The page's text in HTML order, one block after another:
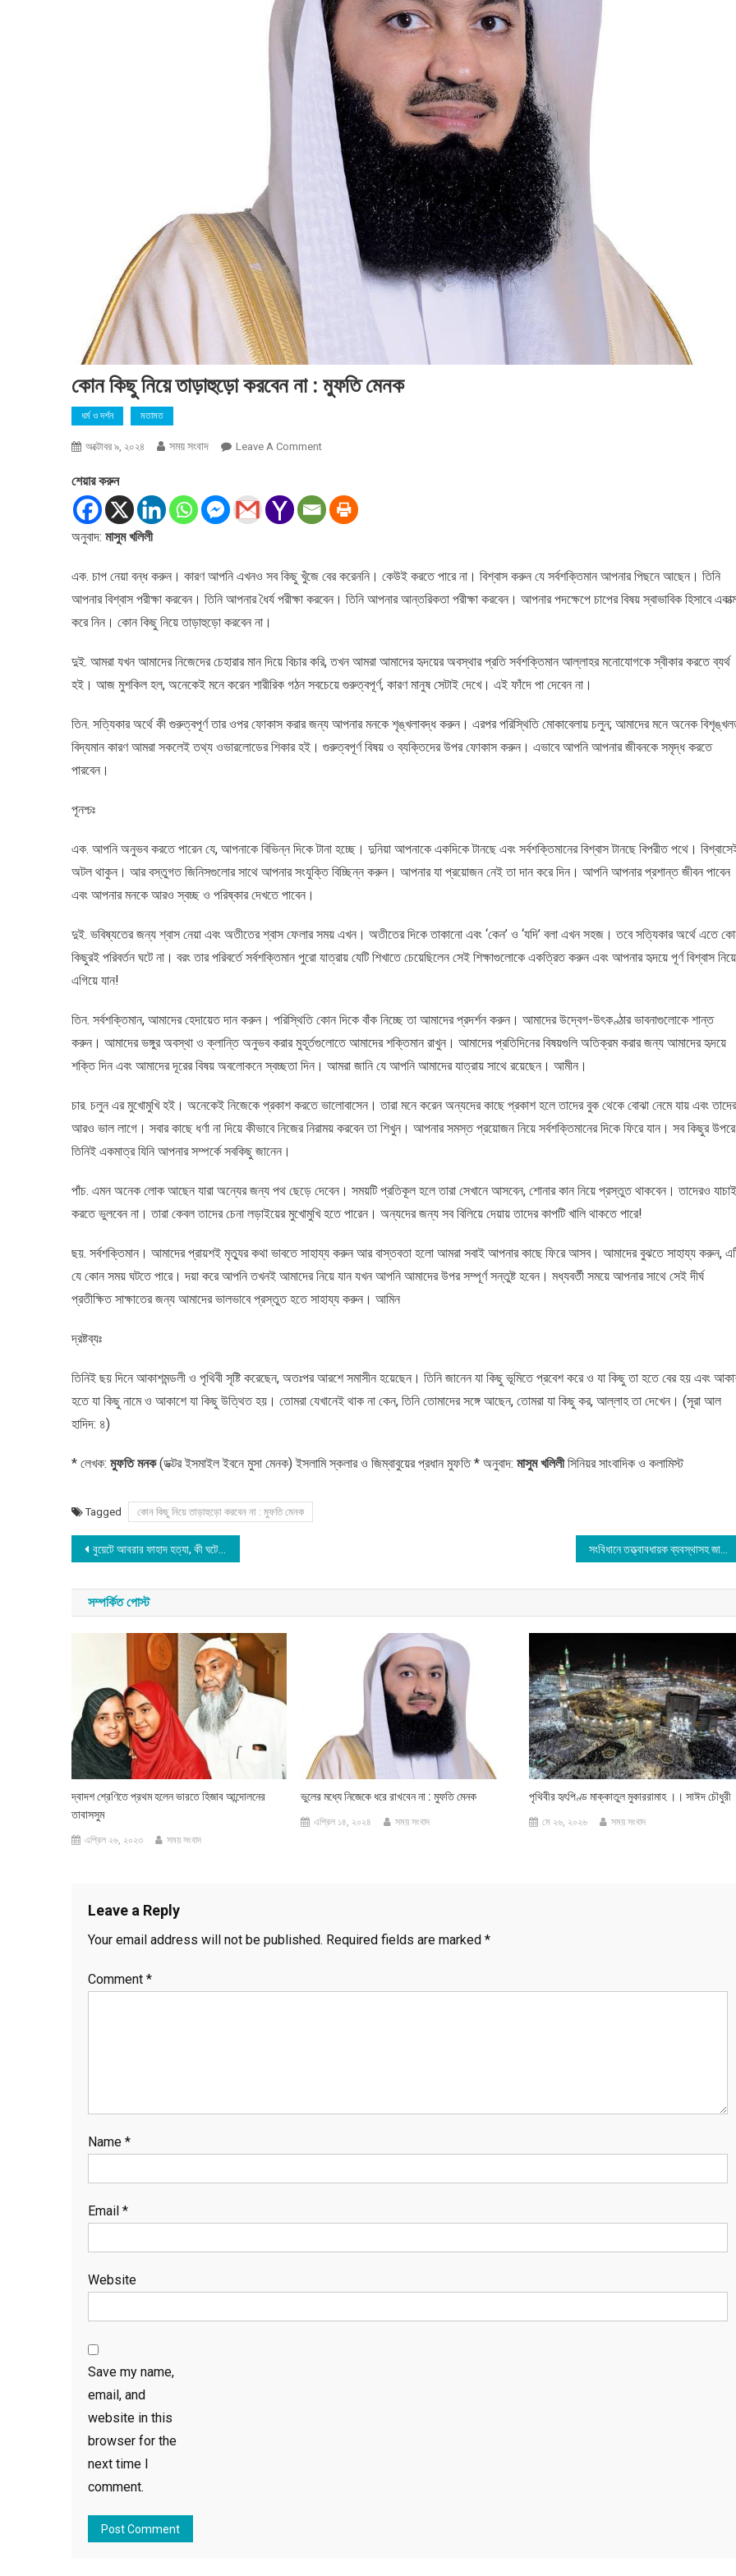
কোন কিছু নিয়ে তাড়াহুড়ো করবেন না : মুফতি মেনক
ধর্ম ও দর্শন মতামত
অক্টোবর ৯, ২০২৪ সময় সংবাদ Leave A CommentOn
নিয়ে
তাড়াহুড়ো
:
মুফতি
শেয়ার করুন
অনুবাদ: মাসুম খলিলী
এক. চাপ নেয়া বন্ধ করুন। কারণ আপনি এখনও সব কিছু খুঁজে বের করেননি। কেউই করতে পারে না। বিশ্বাস করুন যে সর্বশক্তিমান আপনার পিছনে আছেন। তিনি
আপনার বিশ্বাস পরীক্ষা করবেন। তিনি আপনার ধৈর্য পরীক্ষা করবেন। তিনি আপনার আন্তরিকতা পরীক্ষা করবেন। আপনার পদক্ষেপে চাপের বিষয় স্বাভাবিক হিসাবে
করে নিন। কোন কিছু নিয়ে তাড়াহুড়ো করবেন না।
দুই. আমরা যখন আমাদের নিজেদের চেহারার মান দিয়ে বিচার করি, তখন আমরা আমাদের হৃদয়ের অবস্থার প্রতি সর্বশক্তিমান আল্লাহর মনোযোগকে স্বীকার করতে ব্যর্থ
হই। আজ মুশকিল হল, অনেকেই মনে করেন শারীরিক গঠন সবচেয়ে গুরুত্বপূর্ণ, কারণ মানুষ সেটাই দেখে। এই ফাঁদে পা দেবেন না।
তিন. সত্যিকার অর্থে কী গুরুত্বপূর্ণ তার ওপর ফোকাস করার জন্য আপনার মনকে শৃঙ্খলাবদ্ধ করুন। এরপর পরিস্থিতি মোকাবেলায় চলুন; আমাদের মনে অনেক
বিদ্যমান কারণ আমরা সকলেই তথ্য ওভারলোডের শিকার হই। গুরুত্বপূর্ণ বিষয় ও ব্যক্তিদের উপর ফোকাস করুন। এভাবে আপনি আপনার জীবনকে সমৃদ্ধ করতে
পারবেন।
পূনশ্চঃ
এক. আপনি অনুভব করতে পারেন যে, আপনাকে বিভিন্ন দিকে টানা হচ্ছে। দুনিয়া আপনাকে একদিকে টানছে এবং সর্বশক্তিমানের বিশ্বাস টানছে বিপরীত পথে।
অটল থাকুন। আর বস্তুগত জিনিসগুলোর সাথে আপনার সংযুক্তি বিচ্ছিন্ন করুন। আপনার যা প্রয়োজন নেই তা দান করে দিন। আপনি আপনার প্রশান্ত জীবন পাবেন
এবং আপনার মনকে আরও স্বচ্ছ ও পরিষ্কার দেখতে পাবেন।
দুই. ভবিষ্যতের জন্য শ্বাস নেয়া এবং অতীতের শ্বাস ফেলার সময় এখন। অতীতের দিকে তাকানো এবং ‘কেন’ ও ‘যদি’ বলা এখন সহজ। তবে সত্যিকার অর্থে এতে
কিছুরই পরিবর্তন ঘটে না। বরং তার পরিবর্তে সর্বশক্তিমান পুরো যাত্রায় যেটি শিখাতে চেয়েছিলেন সেই শিক্ষাগুলোকে একত্রিত করুন এবং আপনার হৃদয়ে পূর্ণ বিশ্বাস নিয়ে
এগিয়ে যান!
তিন. সর্বশক্তিমান, আমাদের হেদায়েত দান করুন। পরিস্থিতি কোন দিকে বাঁক নিচ্ছে তা আমাদের প্রদর্শন করুন। আমাদের উদ্বেগ-উৎকণ্ঠার ভাবনাগুলোকে শান্ত
করুন। আমাদের ভঙ্গুর অবস্থা ও ক্লান্তি অনুভব করার মুহূর্তগুলোতে আমাদের শক্তিমান রাখুন। আমাদের প্রতিদিনের বিষয়গুলি অতিক্রম করার জন্য আমাদের হৃদয়ে
শক্তি দিন এবং আমাদের দূরের বিষয় অবলোকনে স্বচ্ছতা দিন। আমরা জানি যে আপনি আমাদের যাত্রায় সাথে রয়েছেন। আমীন।
চার. চলুন এর মুখোমুখি হই। অনেকেই নিজেকে প্রকাশ করতে ভালোবাসেন। তারা মনে করেন অন্যদের কাছে প্রকাশ হলে তাদের বুক থেকে বোঝা নেমে যায় এবং তাদের
আরও ভাল লাগে। সবার কাছে ধর্ণা না দিয়ে কীভাবে নিজের নিরাময় করবেন তা শিখুন। আপনার সমস্ত প্রয়োজন নিয়ে সর্বশক্তিমানের দিকে ফিরে যান। সব কিছুর উপরে
তিনিই একমাত্র যিনি আপনার সম্পর্কে সবকিছু জানেন।
পাঁচ. এমন অনেক লোক আছেন যারা অন্যের জন্য পথ ছেড়ে দেবেন। সময়টি প্রতিকূল হলে তারা সেখানে আসবেন, শোনার কান নিয়ে প্রস্তুত থাকবেন। তাদেরও যাচাই
করতে ভুলবেন না। তারা কেবল তাদের চেনা লড়াইয়ের মুখোমুখি হতে পারেন। অন্যদের জন্য সব বিলিয়ে দেয়ায় তাদের কাপটি খালি থাকতে পারে!
ছয়. সর্বশক্তিমান। আমাদের প্রায়শই মৃত্যুর কথা ভাবতে সাহায্য করুন আর বাস্তবতা হলো আমরা সবাই আপনার কাছে ফিরে আসব। আমাদের বুঝতে সাহায্য করুন,
যে কোন সময় ঘটতে পারে। দয়া করে আপনি তখনই আমাদের নিয়ে যান যখন আপনি আমাদের উপর সম্পূর্ণ সন্তুষ্ট হবেন। মধ্যবর্তী সময়ে আপনার সাথে সেই দীর্ঘ
প্রতীক্ষিত সাক্ষাতের জন্য আমাদের ভালভাবে প্রস্তুত হতে সাহায্য করুন। আমিন
দ্রষ্টব্যঃ
তিনিই ছয় দিনে আকাশমন্ডলী ও পৃথিবী সৃষ্টি করেছেন, অতঃপর আরশে সমাসীন হয়েছেন। তিনি জানেন যা কিছু ভূমিতে প্রবেশ করে ও যা কিছু তা হতে বের হয় এবং
হতে যা কিছু নামে ও আকাশে যা কিছু উত্থিত হয়। তোমরা যেখানেই থাক না কেন, তিনি তোমাদের সঙ্গে আছেন, তোমরা যা কিছু কর, আল্লাহ তা দেখেন। (সূরা আল
হাদিদ: ৪)
* লেখক: মুফতি মনক(ডক্টর ইসমাইল ইবনে মুসা মেনক) ইসলামি স্কলার ও জিম্বাবুয়ের প্রধান মুফতি * অনুবাদ: মাসুম খলিলীসিনিয়র সাংবাদিক ও কলামিস্ট
Tagged কোন কিছু নিয়ে তাড়াহুড়ো করবেন না : মুফতি মেনক
Post
navigation
বুয়েটে আবরার ফাহাদ হত্যা, কী ঘটেছিলো পাঁচ বছর আগে
সম্পর্কিত পোস্ট
দ্বাদশ শ্রেণিতে প্রথম হলেন ভারতে হিজাব আন্দোলনের
তাবাসসুম
এপ্রিল ২৬, ২০২৩ সময় সংবাদ
ভুলের মধ্যে নিজেকে ধরে রাখবেন না : মুফতি মেনক
এপ্রিল ১৪, ২০২৪ সময় সংবাদ
পৃথিবীর হৃৎপিণ্ড মাক্কাতুল মুকাররামাহ ।। সাঈদ চৌধুরী
মে ২৬, ২০২৬ সময় সংবাদ
Leave a Reply
Your email address will not be published. Required fields are marked *
Comment *
Name *
Email *
Website
Save my name,
email, and
website in this
browser for the
next time I
comment.
সময়
সংবাদ
সংবাদ